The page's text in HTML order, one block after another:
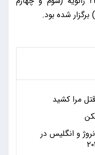
مرا کشید
و انگلیس در